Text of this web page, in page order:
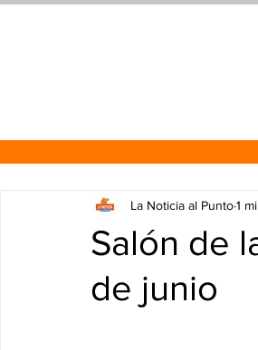
Salón de
de junio
La Noticia al Punto1